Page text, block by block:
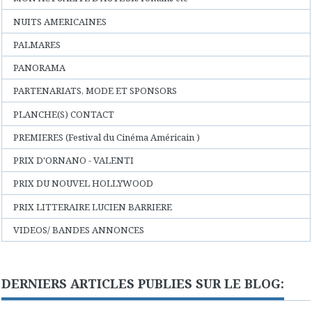
NUITS AMERICAINES
PALMARES
PANORAMA
PARTENARIATS, MODE ET SPONSORS
PLANCHE(S) CONTACT
PREMIERES (Festival du Cinéma Américain )
PRIX D'ORNANO - VALENTI
PRIX DU NOUVEL HOLLYWOOD
PRIX LITTERAIRE LUCIEN BARRIERE
VIDEOS/ BANDES ANNONCES
DERNIERS ARTICLES PUBLIES SUR LE BLOG: